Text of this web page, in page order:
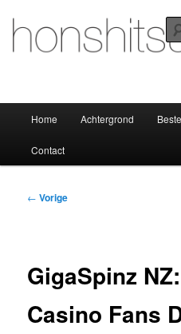
naar
Home Achtergrond
Contact
Bericht
← Vorige
GigaSpinz
Casino Fans